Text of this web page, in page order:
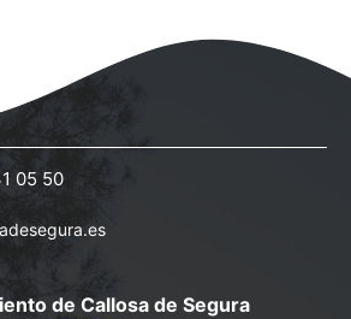
05 50
de Callosa de Segura